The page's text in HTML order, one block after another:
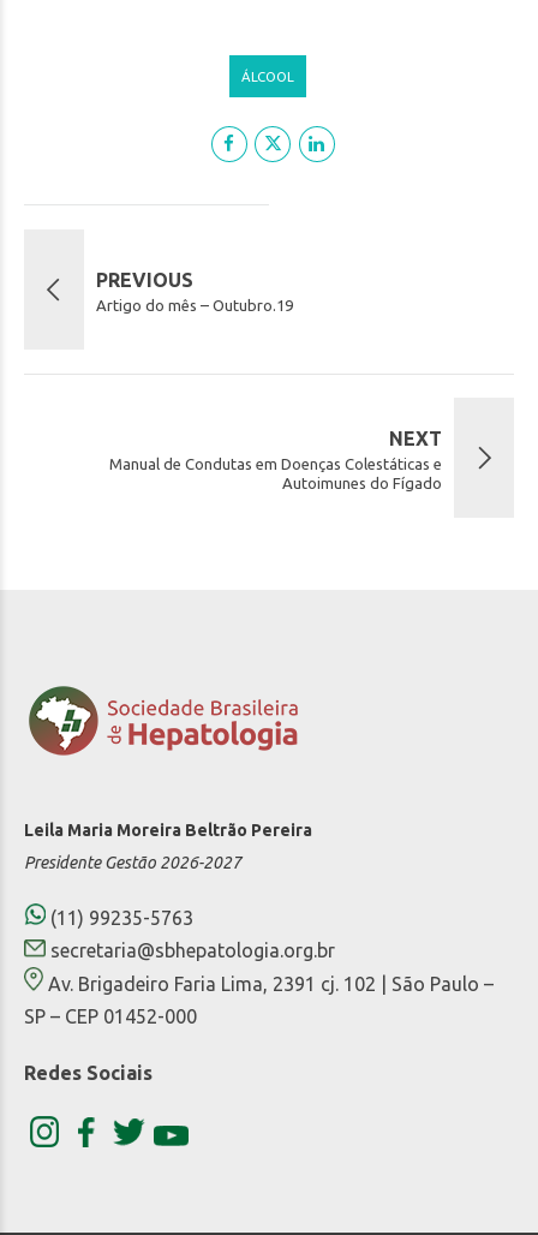
ÁLCOOL
PREVIOUS
Artigo do mês – Outubro.19
NEXT
Manual de Condutas em Doenças Colestáticas e
Autoimunes do Fígado
Leila Maria Moreira Beltrão Pereira
Presidente Gestão 2026-2027
(11) 99235-5763
secretaria@sbhepatologia.org.br
Av. Brigadeiro Faria Lima, 2391 cj. 102 | São Paulo –
SP – CEP 01452-000
Redes Sociais